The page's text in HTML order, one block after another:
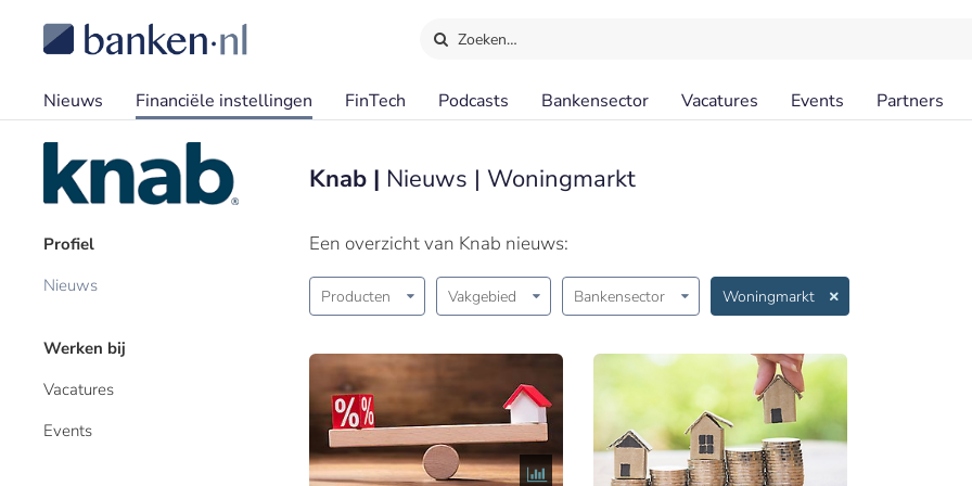
Zoeken…
Nieuws Financiële instellingen FinTech Podcasts Bankensector Vacatures Events Partners
Profiel
Nieuws
Werken bij
Vacatures
Events
Knab | Nieuws | Woningmarkt
Een overzicht van Knab nieuws:
Producten Vakgebied Bankensector Woningmarkt